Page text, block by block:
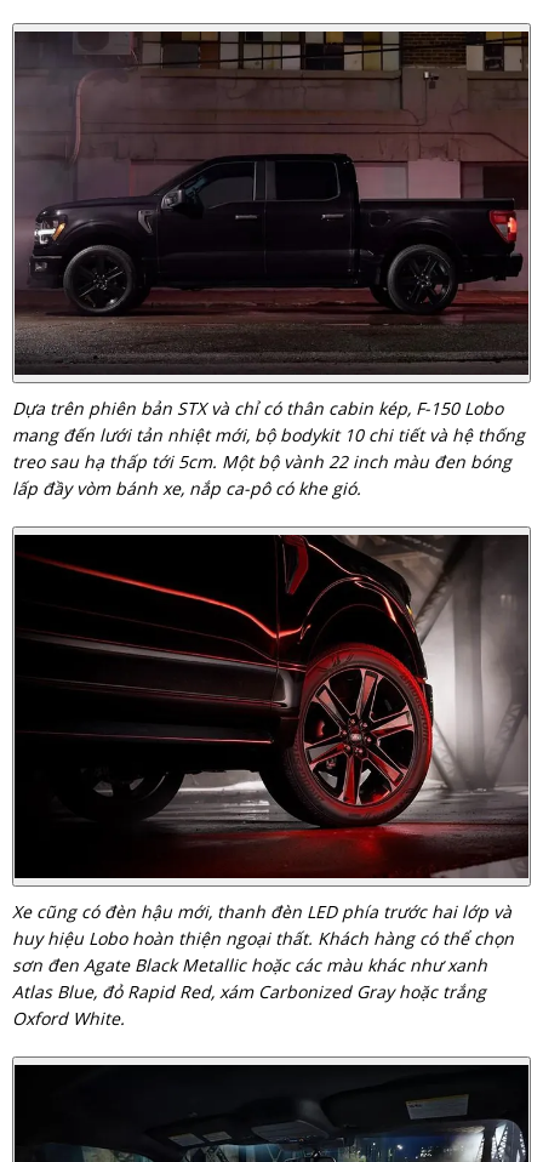
Dựa trên phiên bản STX và chỉ có thân cabin kép, F-150 Lobo
mang đến lưới tản nhiệt mới, bộ bodykit 10 chi tiết và hệ thống
treo sau hạ thấp tới 5cm. Một bộ vành 22 inch màu đen bóng
lấp đầy vòm bánh xe, nắp ca-pô có khe gió.
Xe cũng có đèn hậu mới, thanh đèn LED phía trước hai lớp và
huy hiệu Lobo hoàn thiện ngoại thất. Khách hàng có thể chọn
sơn đen Agate Black Metallic hoặc các màu khác như xanh
Atlas Blue, đỏ Rapid Red, xám Carbonized Gray hoặc trắng
Oxford White.